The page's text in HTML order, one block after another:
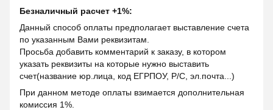
Безналичный расчет +1%:
Данный способ оплаты предполагает выставление счета
по указанным Вами реквизитам.
Просьба добавить комментарий к заказу, в котором
указать реквизиты на которые нужно выставить
счет(название юр.лица, код ЕГРПОУ, Р/С, эл.почта...)
При данном методе оплаты взимается дополнительная
комиссия 1%.